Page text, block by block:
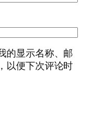
的显示名称、邮
以便下次评论时